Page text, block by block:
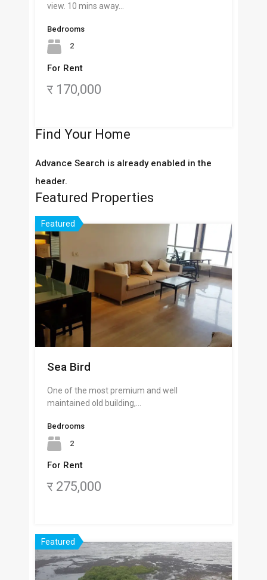
view. 10 mins away…
Bedrooms
2
For Rent
र 170,000
Find Your Home
Advance Search is already enabled in the
header.
Featured Properties
Featured
Sea Bird
One of the most premium and well
maintained old building,…
Bedrooms
2
For Rent
र 275,000
Featured